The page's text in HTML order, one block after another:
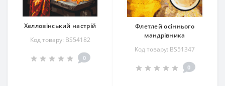
Хелловінський настрій
Код товару: BS54182
0
Флетлей осіннього
мандрівника
Код товару: BS51347
0